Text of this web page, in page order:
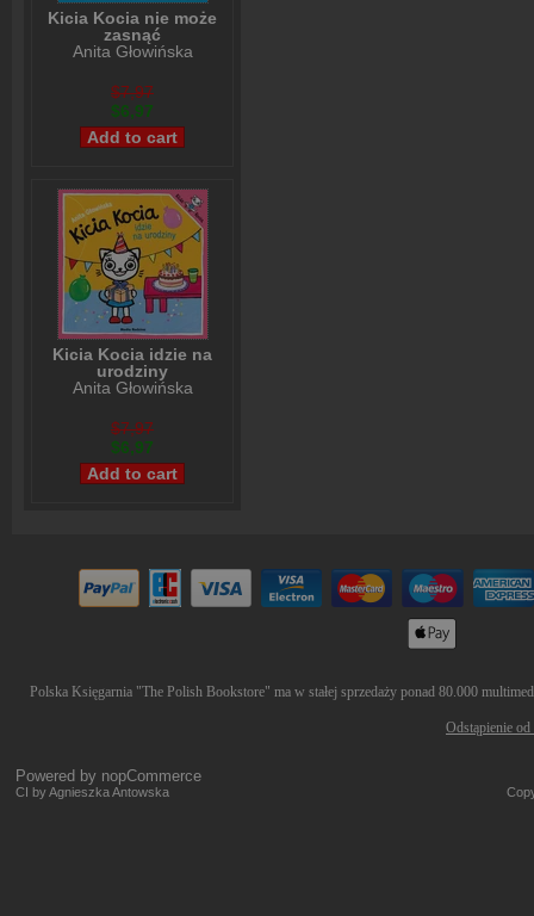
Kicia Kocia nie może
zasnąć
Anita Głowińska
$7,97
$6,97
Kicia Kocia idzie na
urodziny
Anita Głowińska
$7,97
$6,97
Polska Księgarnia "The Polish Bookstore" ma w stałej sprzedaży ponad 80.000
Odstąpienie
Powered by nopCommerce
CI by Agnieszka Antowska